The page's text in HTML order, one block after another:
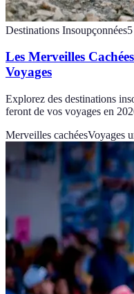
Destinations Insoupçonnées5
Les Merveilles
Voyages
Explorez des destinations
feront de vos voyages en
Merveilles cachéesVoyages